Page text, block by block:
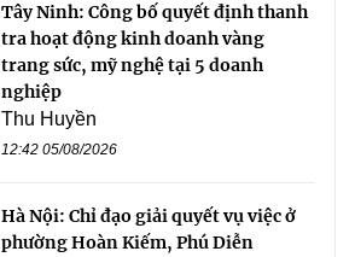
Tây Ninh: Công bố quyết định thanh
tra hoạt động kinh doanh vàng
trang sức, mỹ nghệ tại 5 doanh
nghiệp
Thu Huyền
12:42 05/08/2026
Hà Nội: Chỉ đạo giải quyết vụ việc ở
phường Hoàn Kiếm, Phú Diễn